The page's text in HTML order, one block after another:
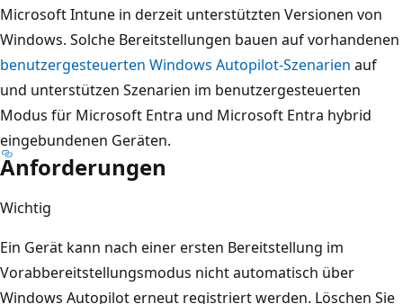
Microsoft Intune in derzeit unterstützten Versionen von
Windows. Solche Bereitstellungen bauen auf vorhandenen
benutzergesteuerten Windows Autopilot-Szenarien auf
und unterstützen Szenarien im benutzergesteuerten
Modus für Microsoft Entra und Microsoft Entra hybrid
eingebundenen Geräten.
Anforderungen
Wichtig
Ein Gerät kann nach einer ersten Bereitstellung im
Vorabbereitstellungsmodus nicht automatisch über
Windows Autopilot erneut registriert werden. Löschen Sie